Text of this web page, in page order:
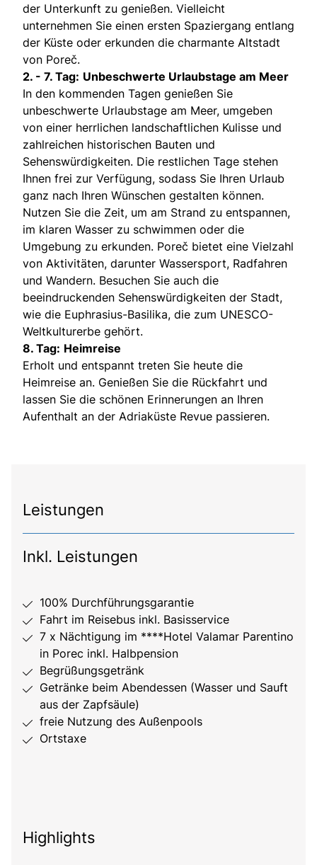
der Unterkunft zu genießen. Vielleicht
unternehmen Sie einen ersten Spaziergang entlang
der Küste oder erkunden die charmante Altstadt
von Poreč.
2. - 7. Tag: Unbeschwerte Urlaubstage am Meer
In den kommenden Tagen genießen Sie
unbeschwerte Urlaubstage am Meer, umgeben
von einer herrlichen landschaftlichen Kulisse und
zahlreichen historischen Bauten und
Sehenswürdigkeiten. Die restlichen Tage stehen
Ihnen frei zur Verfügung, sodass Sie Ihren Urlaub
ganz nach Ihren Wünschen gestalten können.
Nutzen Sie die Zeit, um am Strand zu entspannen,
im klaren Wasser zu schwimmen oder die
Umgebung zu erkunden. Poreč bietet eine Vielzahl
von Aktivitäten, darunter Wassersport, Radfahren
und Wandern. Besuchen Sie auch die
beeindruckenden Sehenswürdigkeiten der Stadt,
wie die Euphrasius-Basilika, die zum UNESCO-
Weltkulturerbe gehört.
8. Tag: Heimreise
Erholt und entspannt treten Sie heute die
Heimreise an. Genießen Sie die Rückfahrt und
lassen Sie die schönen Erinnerungen an Ihren
Aufenthalt an der Adriaküste Revue passieren.
Leistungen
Inkl. Leistungen
100% Durchführungsgarantie
Fahrt im Reisebus inkl. Basisservice
7 x Nächtigung im ****Hotel Valamar Parentino
in Porec inkl. Halbpension
Begrüßungsgetränk
Getränke beim Abendessen (Wasser und Sauft
aus der Zapfsäule)
freie Nutzung des Außenpools
Ortstaxe
Highlights